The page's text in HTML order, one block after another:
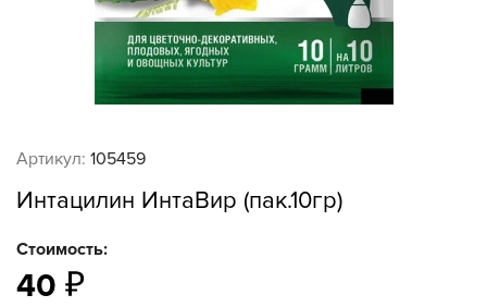
Артикул: 105459
Интацилин ИнтаВир (пак.10гр)
Стоимость:
40